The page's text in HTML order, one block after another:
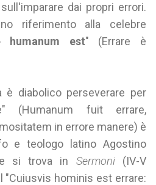
dai propri errori.
riferimento alla celebre
humanum est" (Errare è
è diabolico perseverare per
(Humanum fuit errare,
in errore manere) è
e teologo latino Agostino
e si trova in Sermoni(IV-V
"Cuiusvis hominis est errare: